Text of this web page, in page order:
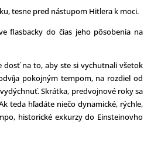
tesne pred nástupom Hitlera k moci.
flasbacky do čias jeho pôsobenia na
dosť na to, aby ste si vychutnali všetok
pokojným tempom, na rozdiel od
Skrátka, predvojnové roky sa
teda hľadáte niečo dynamické, rýchle,
historické exkurzy do Einsteinovho